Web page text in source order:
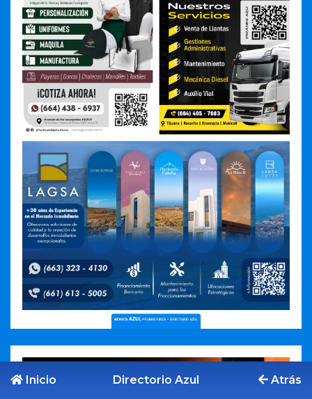
Inicio Directorio Azul Atrás